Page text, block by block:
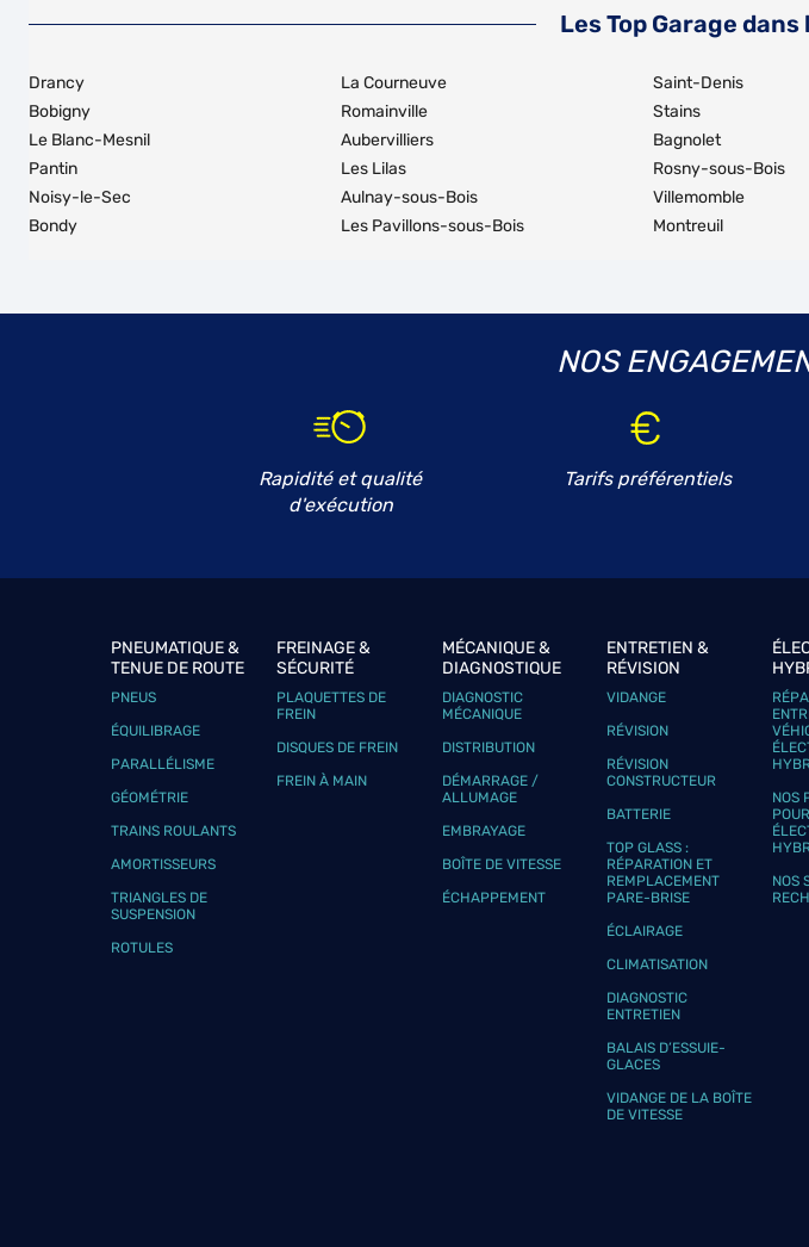
Les Top Garage
Drancy
Bobigny
Le Blanc-Mesnil
Pantin
Noisy-le-Sec
Bondy
La Courneuve
Romainville
Aubervilliers
Les Lilas
Aulnay-sous-Bois
Les Pavillons-sous-Bois
Saint-Denis
Stains
Bagnolet
Rosny-sous-Bois
Villemomble
Montreuil
NOS
Rapidité et qualité
d'exécution
Tarifs préférentiels
PNEUMATIQUE &
TENUE DE ROUTE
PNEUS
ÉQUILIBRAGE
PARALLÉLISME
GÉOMÉTRIE
TRAINS ROULANTS
AMORTISSEURS
TRIANGLES DE
SUSPENSION
ROTULES
FREINAGE &
SÉCURITÉ
PLAQUETTES DE
FREIN
DISQUES DE FREIN
FREIN À MAIN
MÉCANIQUE &
DIAGNOSTIQUE
DIAGNOSTIC
MÉCANIQUE
DISTRIBUTION
DÉMARRAGE /
ALLUMAGE
EMBRAYAGE
BOÎTE DE VITESSE
ÉCHAPPEMENT
ENTRETIEN &
RÉVISION
VIDANGE
RÉVISION
RÉVISION
CONSTRUCTEUR
BATTERIE
TOP GLASS :
RÉPARATION ET
REMPLACEMENT
PARE-BRISE
ÉCLAIRAGE
CLIMATISATION
DIAGNOSTIC
ENTRETIEN
BALAIS D’ESSUIE-
GLACES
VIDANGE DE LA BOÎTE
DE VITESSE
NOS
NOS